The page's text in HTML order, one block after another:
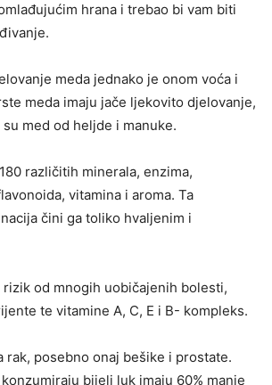
hrana i trebao bi vam biti
meda jednako je onom voća i
meda imaju jače ljekovito djelovanje,
med od heljde i manuke.
različitih minerala, enzima,
vitamina i aroma. Ta
čini ga toliko hvaljenim i
od mnogih uobičajenih bolesti,
te vitamine A, C, E i B- kompleks.
rak, posebno onaj bešike i prostate.
bijeli luk imaju 60% manje